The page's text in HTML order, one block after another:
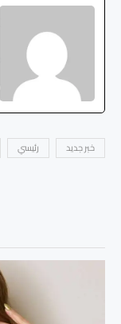
خبر جديد رئيسي